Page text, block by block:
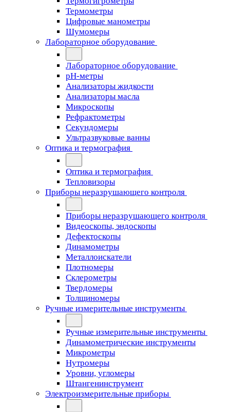
Термометры
Цифровые манометры
Шумомеры
Лабораторное оборудование
Лабораторное оборудование
pH-метры
Анализаторы жидкости
Анализаторы масла
Микроскопы
Рефрактометры
Секундомеры
Ультразвуковые ванны
Оптика и термография
Оптика и термография
Тепловизоры
Приборы неразрушающего контроля
Приборы неразрушающего контроля
Видеоскопы, эндоскопы
Дефектоскопы
Динамометры
Металлоискатели
Плотномеры
Склерометры
Твердомеры
Толщиномеры
Ручные измерительные инструменты
Ручные измерительные инструменты
Динамометрические инструменты
Микрометры
Нутромеры
Уровни, угломеры
Штангенинструмент
Электроизмерительные приборы